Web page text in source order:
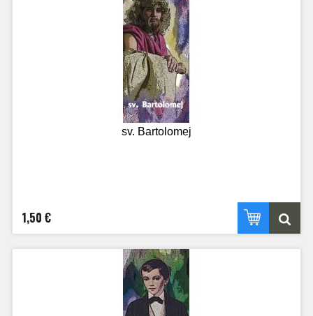
sv. Bartolomej
1,50 €